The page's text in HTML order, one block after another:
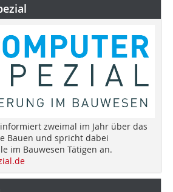
informiert zweimal im Jahr über das
Bauen und spricht dabei
im Bauwesen Tätigen an.